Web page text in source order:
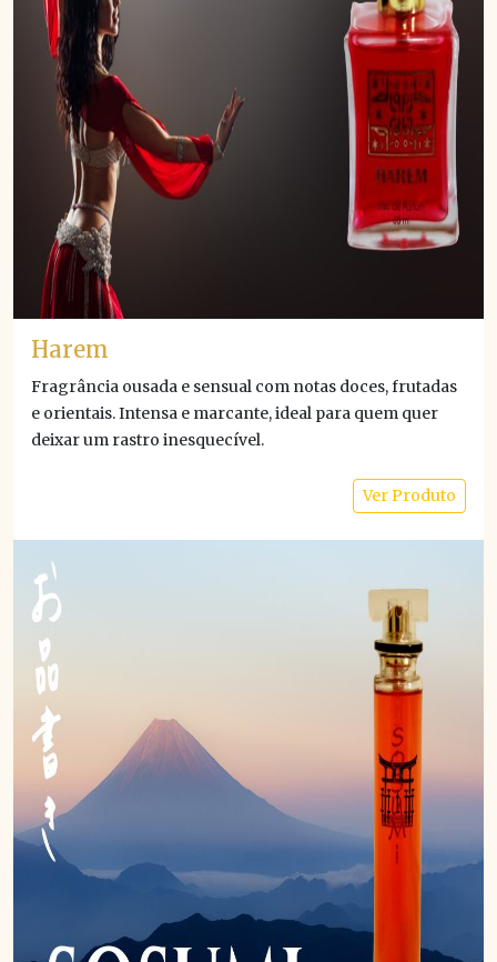
Harem
Fragrância ousada e sensual com notas doces, frutadas
e orientais. Intensa e marcante, ideal para quem quer
deixar um rastro inesquecível.
Ver Produto